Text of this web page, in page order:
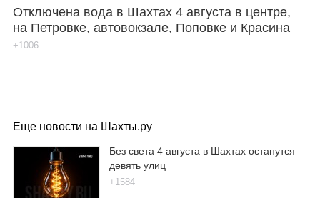
Отключена вода в Шахтах 4 августа в центре,
на Петровке, автовокзале, Поповке и Красина
+1006
Еще новости на Шахты.ру
Без света 4 августа в Шахтах останутся
девять улиц
+1584